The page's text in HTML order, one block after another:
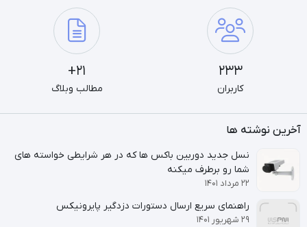
233
کاربران
21+
مطالب وبلاگ
آخرین نوشته ها
نسل جدید دوربین باکس ها که در هر شرایطی خواسته های
شما رو برطرف میکنه
۲۲ مرداد ۱۴۰۱
راهنمای سریع ارسال دستورات دزدگیر پایرونیکس
۲۹ شهریور ۱۴۰۱